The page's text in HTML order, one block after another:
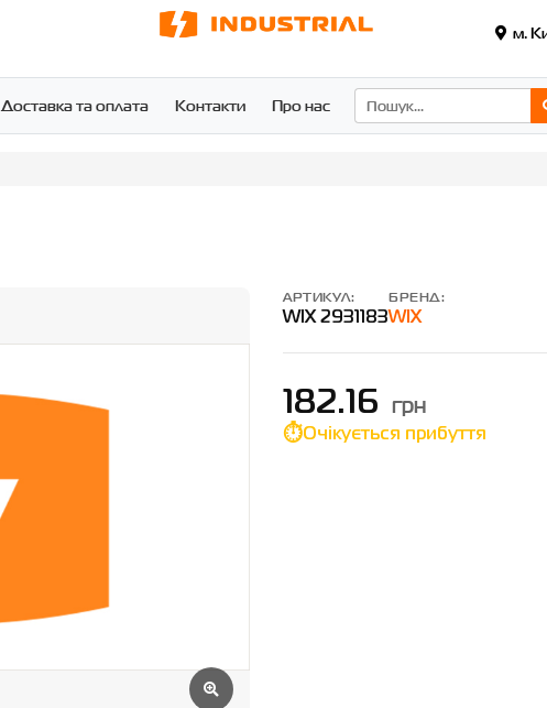
м.
Доставка та оплата Контакти Про нас
АРТИКУЛ:
WIX 2931183
БРЕНД:
WIX
182.16 грн
Очікується прибуття